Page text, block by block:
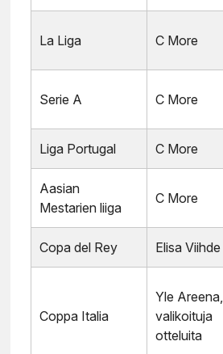
La Liga C More
Serie A C More
Liga Portugal C More
Aasian
Mestarien liiga
C More
Copa del Rey Elisa Viihde
Coppa Italia
Yle Areena,
valikoituja
otteluita